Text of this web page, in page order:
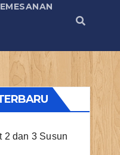
2 dan 3 Susun